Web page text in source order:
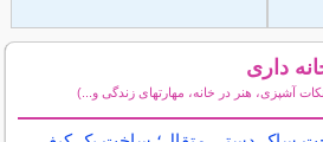
داری
آشپزی، هنر در خانه، مهارتهای زندگی و...)